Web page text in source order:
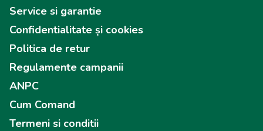
Service si garantie
Confidentialitate și cookies
Politica de retur
Regulamente campanii
ANPC
Cum Comand
Termeni si conditii